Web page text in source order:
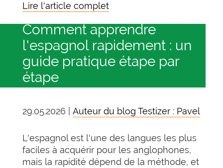
Lire l'article complet
Comment apprendre
l'espagnol rapidement : un
guide pratique étape par
étape
29.05.2026 | Auteur du blog Testizer : Pavel
L'espagnol est l'une des langues les plus
faciles à acquérir pour les anglophones,
mais la rapidité dépend de la méthode, et